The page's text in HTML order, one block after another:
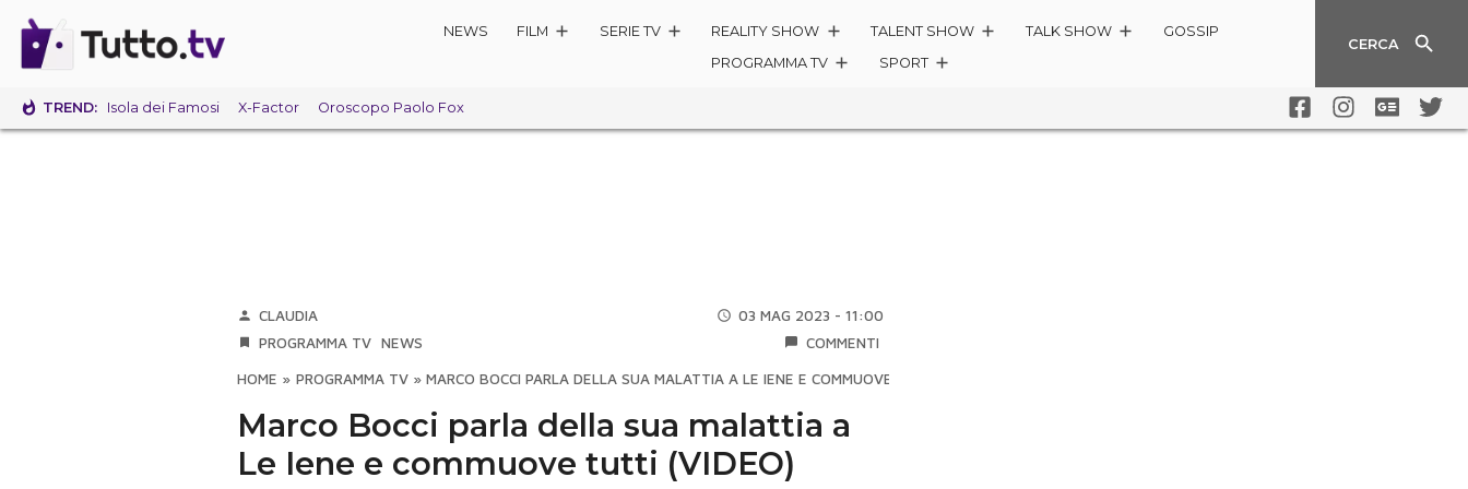
NEWS FILM SERIE TV REALITY SHOW TALENT SHOW TALK SHOW
GOSSIP
PROGRAMMA TV
SPORT
CERCA
TREND: Isola dei Famosi X-Factor Oroscopo Paolo Fox
CLAUDIA
03 MAG 2023 - 11:00
PROGRAMMA TV NEWS COMMENTI
HOME » PROGRAMMA TV » MARCO BOCCI PARLA DELLA SUA MALATTIA A LE IENE E COMMUOVE TUTTI (VIDEO)
Marco Bocci parla della sua malattia a
Le Iene e commuove tutti (VIDEO)